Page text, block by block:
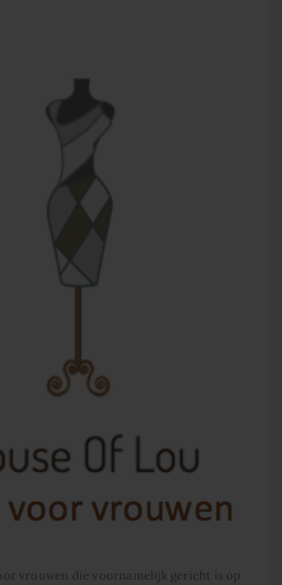
vrouwen die voornamelijk gericht is op